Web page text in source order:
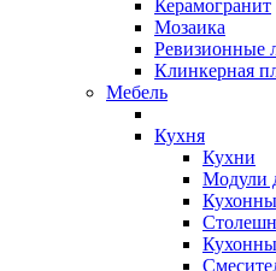
Керамогранит
Мозаика
Ревизионные
Клинкерная
Мебель
Кухня
Кухни
Модули